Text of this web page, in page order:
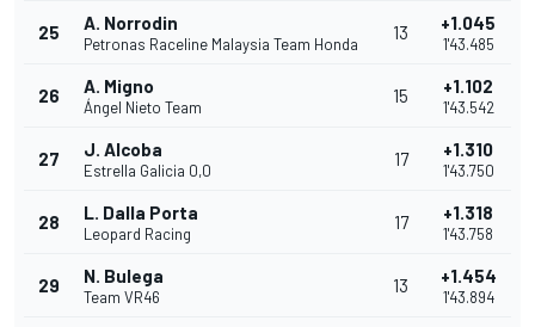
25 A. Norrodin
Petronas Raceline Malaysia Team Honda
13 +1.045
1'43.485
26 A. Migno
Ángel Nieto Team
15 +1.102
1'43.542
27 J. Alcoba
Estrella Galicia 0,0
17 +1.310
1'43.750
28 L. Dalla Porta
Leopard Racing
17 +1.318
1'43.758
29 N. Bulega
Team VR46
13 +1.454
1'43.894